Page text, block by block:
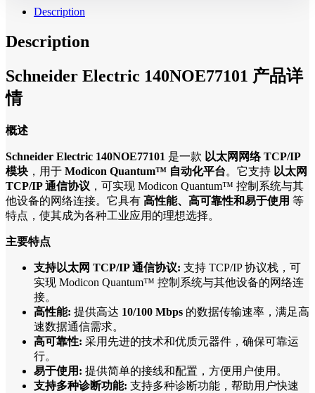
Description
Description
Schneider Electric 140NOE77101 产品详
情
概述
Schneider Electric 140NOE77101 是一款 以太网网络 TCP/IP
模块 ，用于 Modicon Quantum™ 自动化平台。它支持 以太网
TCP/IP 通信协议 ，可实现 Modicon Quantum™ 控制系统与其
他设备的网络连接。它具有 高性能、高可靠性和易于使用 等
特点，使其成为各种工业应用的理想选择。
主要特点
支持以太网 TCP/IP 通信协议: 支持 TCP/IP 协议栈，可
实现 Modicon Quantum™ 控制系统与其他设备的网络连
接。
高性能: 提供高达 10/100 Mbps 的数据传输速率，满足高
速数据通信需求。
高可靠性: 采用先进的技术和优质元器件，确保可靠运
行。
易于使用: 提供简单的接线和配置，方便用户使用。
支持多种诊断功能: 支持多种诊断功能，帮助用户快速